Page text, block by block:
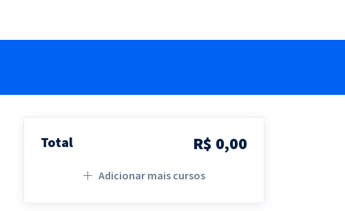
Total R$ 0,00
Adicionar mais cursos